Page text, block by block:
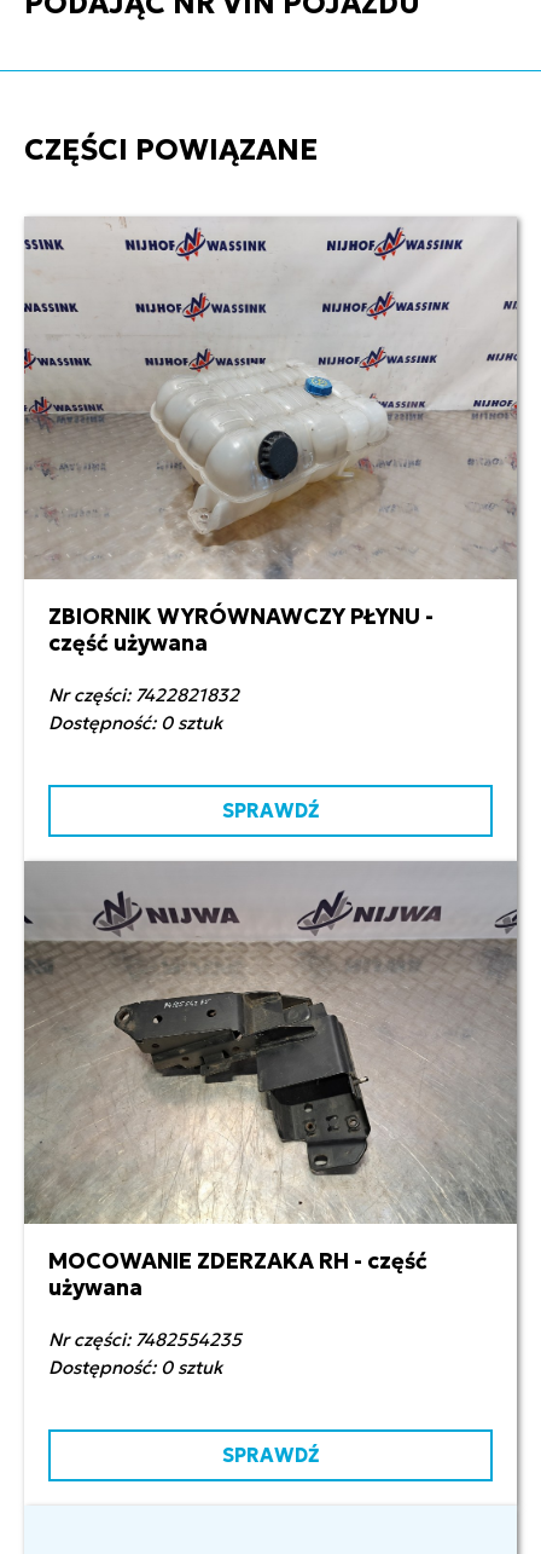
CZĘŚCI POWIĄZANE
700,00 zł netto
ZBIORNIK WYRÓWNAWCZY PŁYNU -
część używana
Nr części: 7422821832
Dostępność: 0 sztuk
SPRAWDŹ
1 400,00 zł netto
MOCOWANIE ZDERZAKA RH - część
używana
Nr części: 7482554235
Dostępność: 0 sztuk
SPRAWDŹ